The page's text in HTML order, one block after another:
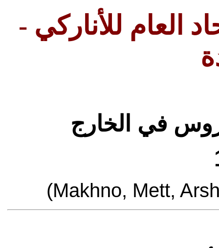
العام للأناركي -
في الخارج
(Makhno, Mett,